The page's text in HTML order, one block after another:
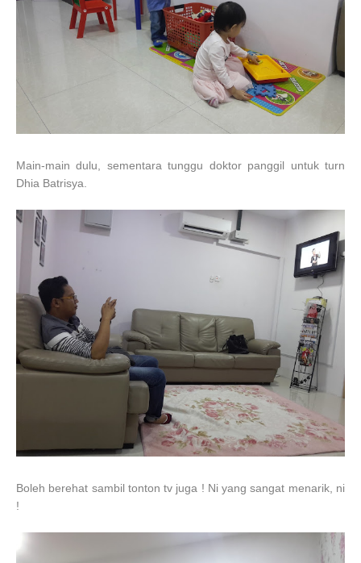
Main-main dulu, sementara tunggu doktor panggil untuk turn
Dhia Batrisya.
Boleh berehat sambil tonton tv juga ! Ni yang sangat menarik, ni
!